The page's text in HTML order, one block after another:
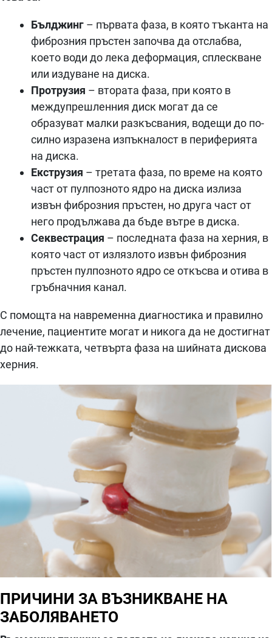
Бълджинг – първата фаза, в която тъканта на
фиброзния пръстен започва да отслабва,
което води до лека деформация, сплескване
или издуване на диска.
Протрузия – втората фаза, при която в
междупрешленния диск могат да се
образуват малки разкъсвания, водещи до по-
силно изразена изпъкналост в периферията
на диска.
Екструзия – третата фаза, по време на която
част от пулпозното ядро на диска излиза
извън фиброзния пръстен, но друга част от
него продължава да бъде вътре в диска.
Секвестрация – последната фаза на херния, в
която част от излязлото извън фиброзния
пръстен пулпозното ядро се откъсва и отива в
гръбначния канал.
С помощта на навременна диагностика и правилно
лечение, пациентите могат и никога да не достигнат
до най-тежката, четвърта фаза на шийната дискова
херния.
ПРИЧИНИ ЗА ВЪЗНИКВАНЕ НА
ЗАБОЛЯВАНЕТО